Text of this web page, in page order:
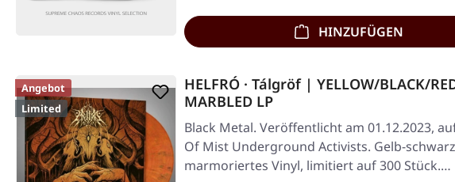
HINZUFÜGEN
Angebot
Limited
HELFRÓ · Tálgröf | YELLOW/BLACK/
MARBLED LP
Black Metal. Veröffentlicht am 01.12.2023,
Of Mist Underground Activists. Gelb-
marmoriertes Vinyl, limitiert auf 300 Stück.…